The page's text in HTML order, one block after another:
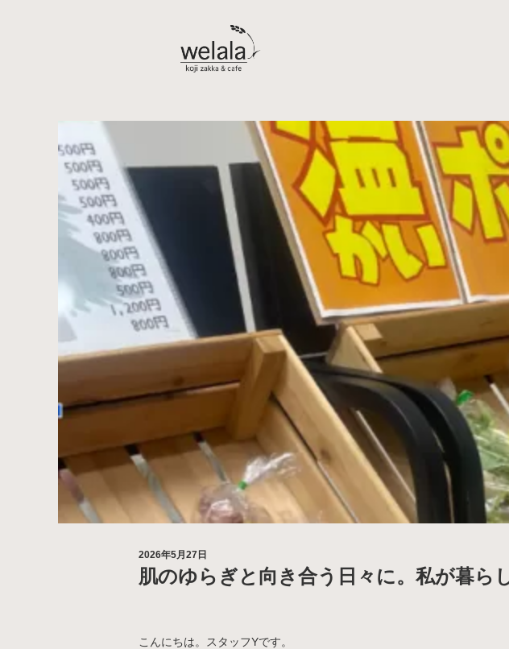
2026年5月27日
肌のゆらぎと向き合う日々に。私が暮ら
こんにちは。スタッフYです。